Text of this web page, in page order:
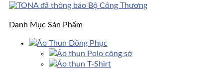
Danh Mục Sản Phẩm
Áo Thun Đồng Phục
Áo thun Polo công sở
Áo thun T-Shirt